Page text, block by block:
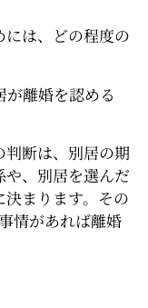
は、どの程度の
離婚を認める
断は、別居の期
、別居を選んだ
まります。その
情があれば離婚